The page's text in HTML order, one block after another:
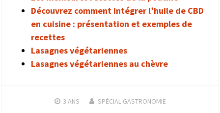
Découvrez comment intégrer l’huile de CBD
en cuisine : présentation et exemples de
recettes
Lasagnes végétariennes
Lasagnes végétariennes au chèvre
3 ANS SPÉCIAL GASTRONOMIE